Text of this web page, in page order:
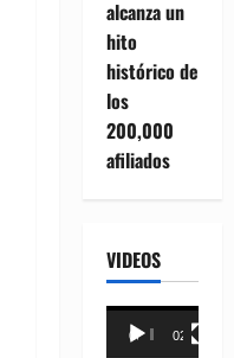
alcanza un
hito
histórico de
los
200,000
afiliados
VIDEOS
Reproductor
00:00 02:18